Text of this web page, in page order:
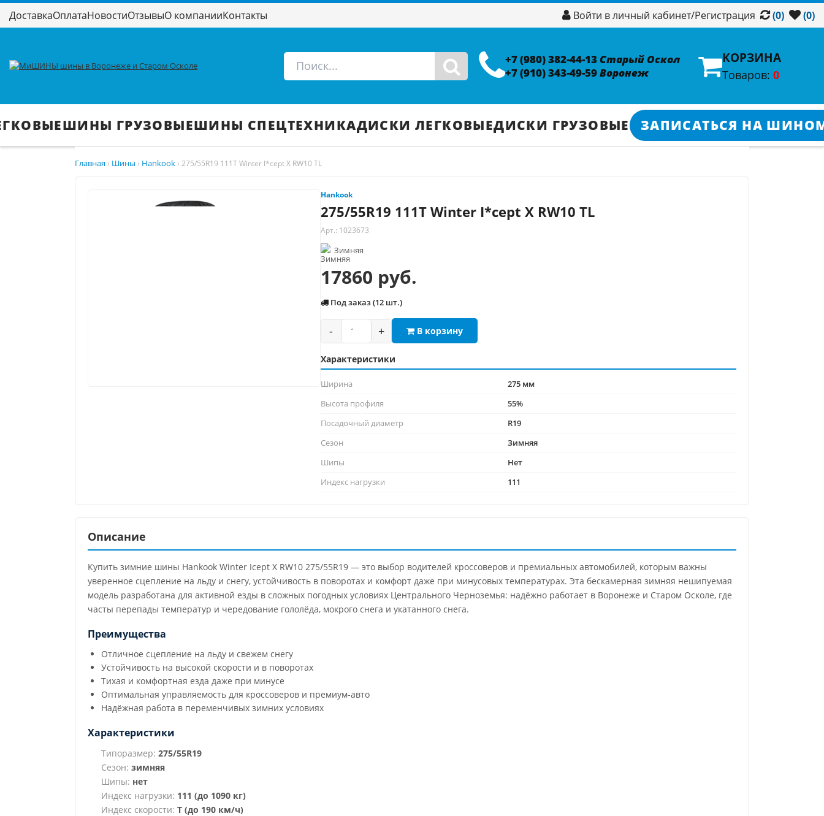
ДоставкаОплатаНовостиОтзывыО компанииКонтакты Войти в личный кабинет/Регистрация (0) (0)
+7 (980) 382-44-13 Старый Оскол
+7 (910) 343-49-59Воронеж
КОРЗИНА
Товаров: 0
ШИНЫ ГРУЗОВЫЕШИНЫ СПЕЦТЕХНИКАДИСКИ ЛЕГКОВЫЕДИСКИ ГРУЗОВЫЕ ЗАПИСАТЬСЯ НА
Главная › Шины › Hankook › 275/55R19 111T Winter I*cept X RW10 TL
Hankook
275/55R19 111T Winter I*cept X RW10 TL
Арт.: 1023673
Зимняя
17860 руб.
Под заказ (12 шт.)
- + В корзину
Характеристики
Ширина
275 мм
Высота профиля
55%
Посадочный диаметр
R19
Сезон
Зимняя
Шипы
Нет
Индекс нагрузки
111
Описание
Купить зимние шины Hankook Winter Icept X RW10 275/55R19 — это выбор водителей кроссоверов и премиальных автомобилей, которым важны
уверенное сцепление на льду и снегу, устойчивость в поворотах и комфорт даже при минусовых температурах. Эта бескамерная зимняя нешипуемая
модель разработана для активной езды в сложных погодных условиях Центрального Черноземья: надёжно работает в Воронеже и Старом Осколе, где
часты перепады температур и чередование гололёда, мокрого снега и укатанного снега.
Преимущества
Отличное сцепление на льду и свежем снегу
Устойчивость на высокой скорости и в поворотах
Тихая и комфортная езда даже при минусе
Оптимальная управляемость для кроссоверов и премиум-авто
Надёжная работа в переменчивых зимних условиях
Характеристики
Типоразмер: 275/55R19
Сезон: зимняя
Шипы: нет
Индекс нагрузки: 111 (до 1090 кг)
Индекс скорости: T (до 190 км/ч)